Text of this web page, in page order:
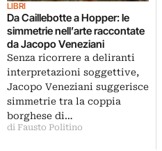
LIBRI
Da Caillebotte a Hopper: le
simmetrie nell’arte raccontate
da Jacopo Veneziani
Senza ricorrere a deliranti
interpretazioni soggettive,
Jacopo Veneziani suggerisce
simmetrie tra la coppia
borghese di…
di Fausto Politino